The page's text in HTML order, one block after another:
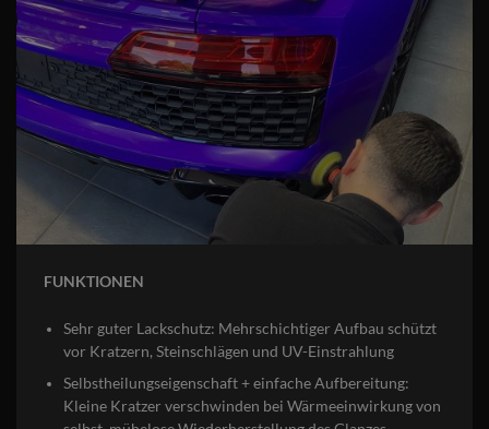
FUNKTIONEN
Sehr guter Lackschutz: Mehrschichtiger Aufbau schützt
vor Kratzern, Steinschlägen und UV-Einstrahlung
Selbstheilungseigenschaft + einfache Aufbereitung:
Kleine Kratzer verschwinden bei Wärmeeinwirkung von